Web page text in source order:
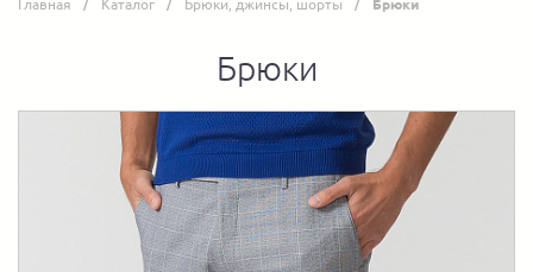
Главная Каталог Брюки, джинсы, шорты Брюки
Брюки